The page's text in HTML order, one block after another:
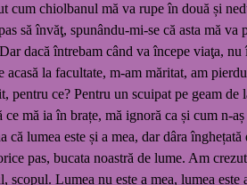
chiolbanul mă va rupe în două și
să învăţ, spunându-mi-se că asta mă
dacă întrebam când va începe viaţa,
la facultate, m-am măritat, am
ce? Pentru un scuipat pe geam
mă ia în brațe, mă ignoră ca și cum n-
că lumea este și a mea, dar dâra
pas, bucata noastră de lume. Am
Lumea nu este a mea, lumea